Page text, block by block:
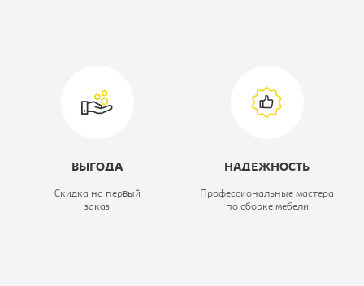
ВЫГОДА
Скидка на первый
заказ
НАДЕЖНОСТЬ
Профессиональные мастера
по сборке мебели